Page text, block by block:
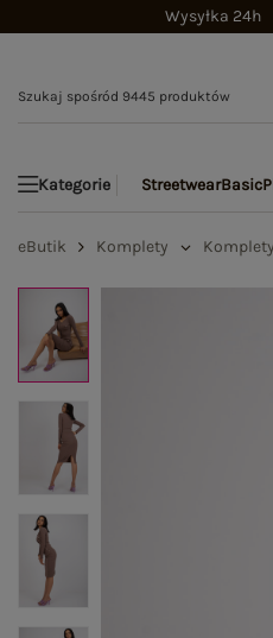
Wysyłka 24h
Kategorie StreetwearBasic
eButik Komplety